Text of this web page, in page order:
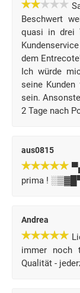
Beschwert
quasi in drei
dem
Ich würde
seine
sein.
2 Tage nach
aus0815
prima !
Andrea
immer noch
Qualität -